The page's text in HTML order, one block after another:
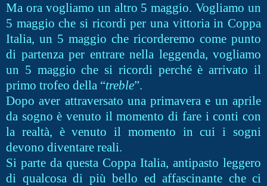
Ma ora vogliamo un altro 5 maggio. Vogliamo un
5 maggio che si ricordi per una vittoria in Coppa
Italia, un 5 maggio che ricorderemo come punto
di partenza per entrare nella leggenda, vogliamo
un 5 maggio che si ricordi perché è arrivato il
primo trofeo della “treble”.
Dopo aver attraversato una primavera e un aprile
da sogno è venuto il momento di fare i conti con
la realtà, è venuto il momento in cui i sogni
devono diventare reali.
Si parte da questa Coppa Italia, antipasto leggero
di qualcosa di più bello ed affascinante che ci